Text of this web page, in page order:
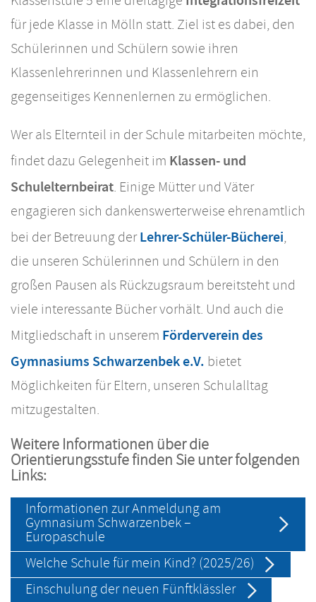
für jede Klasse in Mölln statt. Ziel ist es dabei, den
Schülerinnen und Schülern sowie ihren
Klassenlehrerinnen und Klassenlehrern ein
gegenseitiges Kennenlernen zu ermöglichen.
Wer als Elternteil in der Schule mitarbeiten möchte,
findet dazu Gelegenheit im Klassen- und
Schulelternbeirat. Einige Mütter und Väter
engagieren sich dankenswerterweise ehrenamtlich
bei der Betreuung derLehrer-Schüler-Bücherei,
die unseren Schülerinnen und Schülern in den
großen Pausen als Rückzugsraum bereitsteht und
viele interessante Bücher vorhält. Und auch die
Mitgliedschaft in unserem Förderverein des
Gymnasiums Schwarzenbek e.V. bietet
Möglichkeiten für Eltern, unseren Schulalltag
mitzugestalten.
Weitere Informationen über die
Orientierungsstufe finden Sie unter folgenden
Links:
Informationen zur Anmeldung am
Gymnasium Schwarzenbek –
Europaschule
Welche Schule für mein Kind? (2025/26)
Einschulung der neuen Fünftklässler